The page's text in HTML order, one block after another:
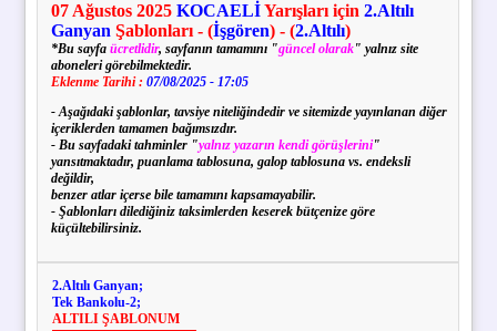
07 Ağustos 2025KOCAELİYarışları için2.Altılı
Ganyan Şablonları - (İşgören) - (2.Altılı)
*Bu sayfaücretlidir, sayfanın tamamını "güncel olarak" yalnız site
aboneleri görebilmektedir.
Eklenme Tarihi : 07/08/2025 - 17:05
- Aşağıdaki şablonlar, tavsiye niteliğindedir ve sitemizde yayınlanan diğer
içeriklerden tamamen bağımsızdır.
- Bu sayfadaki tahminler "yalnız yazarın kendi görüşlerini"
yansıtmaktadır, puanlama tablosuna, galop tablosuna vs. endeksli
değildir,
benzer atlar içerse bile tamamını kapsamayabilir.
- Şablonları dilediğiniz taksimlerden keserek bütçenize göre
küçültebilirsiniz.
2.Altılı Ganyan;
Tek Bankolu-2;
ALTILI ŞABLONUM